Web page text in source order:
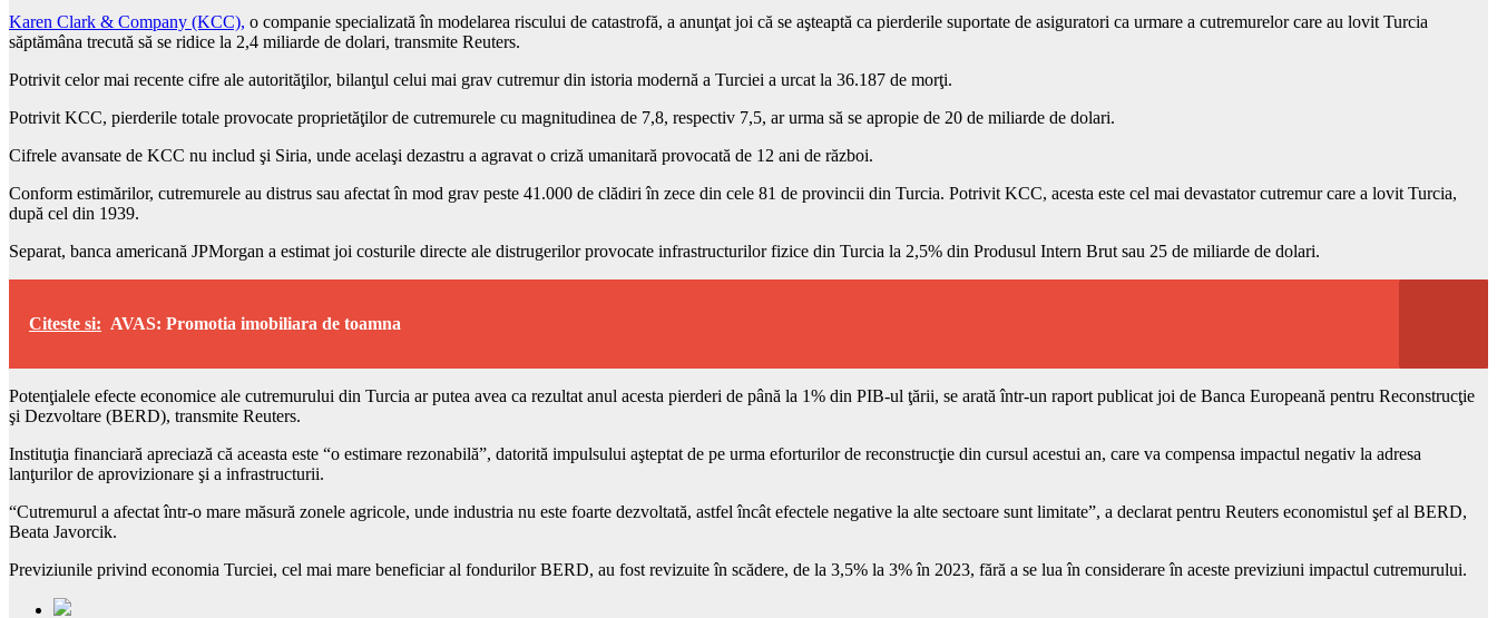
Karen Clark & Company (KCC), o companie specializată în modelarea riscului de catastrofă, a anunţat joi că se aşteaptă ca pierderile suportate de asiguratori ca urmare a cutremurelor care au lovit Turcia
săptămâna trecută să se ridice la 2,4 miliarde de dolari, transmite Reuters.
Potrivit celor mai recente cifre ale autorităţilor, bilanţul celui mai grav cutremur din istoria modernă a Turciei a urcat la 36.187 de morţi.
Potrivit KCC, pierderile totale provocate proprietăţilor de cutremurele cu magnitudinea de 7,8, respectiv 7,5, ar urma să se apropie de 20 de miliarde de dolari.
Cifrele avansate de KCC nu includ şi Siria, unde acelaşi dezastru a agravat o criză umanitară provocată de 12 ani de război.
Conform estimărilor, cutremurele au distrus sau afectat în mod grav peste 41.000 de clădiri în zece din cele 81 de provincii din Turcia. Potrivit KCC, acesta este cel mai devastator cutremur care a lovit Turcia,
după cel din 1939.
Separat, banca americană JPMorgan a estimat joi costurile directe ale distrugerilor provocate infrastructurilor fizice din Turcia la 2,5% din Produsul Intern Brut sau 25 de miliarde de dolari.
Citeste si: AVAS: Promotia imobiliara de toamna
Potenţialele efecte economice ale cutremurului din Turcia ar putea avea ca rezultat anul acesta pierderi de până la 1% din PIB-ul ţării, se arată într-un raport publicat joi de Banca Europeană pentru Reconstrucţie
şi Dezvoltare (BERD), transmite Reuters.
Instituţia financiară apreciază că aceasta este “o estimare rezonabilă”, datorită impulsului aşteptat de pe urma eforturilor de reconstrucţie din cursul acestui an, care va compensa impactul negativ la adresa
lanţurilor de aprovizionare şi a infrastructurii.
“Cutremurul a afectat într-o mare măsură zonele agricole, unde industria nu este foarte dezvoltată, astfel încât efectele negative la alte sectoare sunt limitate”, a declarat pentru Reuters economistul şef al BERD,
Beata Javorcik.
Previziunile privind economia Turciei, cel mai mare beneficiar al fondurilor BERD, au fost revizuite în scădere, de la 3,5% la 3% în 2023, fără a se lua în considerare în aceste previziuni impactul cutremurului.